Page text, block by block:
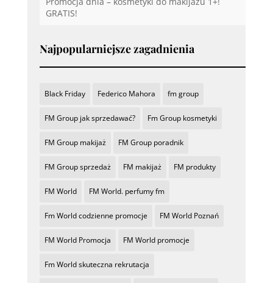
GRATIS!
Najpopularniejsze zagadnienia
Black Friday Federico Mahora fm group
FM Group jak sprzedawać? Fm Group kosmetyki
FM Group makijaż FM Group poradnik
FM Group sprzedaż FM makijaż FM produkty
FM World FM World. perfumy fm
Fm World codzienne promocje FM World Poznań
FM World Promocja FM World promocje
Fm World skuteczna rekrutacja